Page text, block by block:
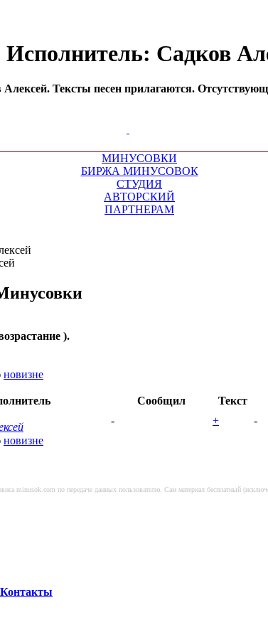
Исполнитель: Садков
Тексты песен прилагаются.
МИНУСОВКИ
БИРЖА МИНУСОВОК
СТУДИЯ
АВТОРСКИЙ
ПАРТНЕРАМ
).
новизне
Сообщил Текст
- + -
новизне
minusok.com по передаче данных пользователю. Сам материал бесплатный
Контакты